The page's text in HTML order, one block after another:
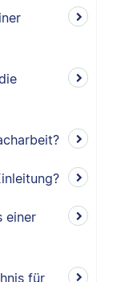
einer
für